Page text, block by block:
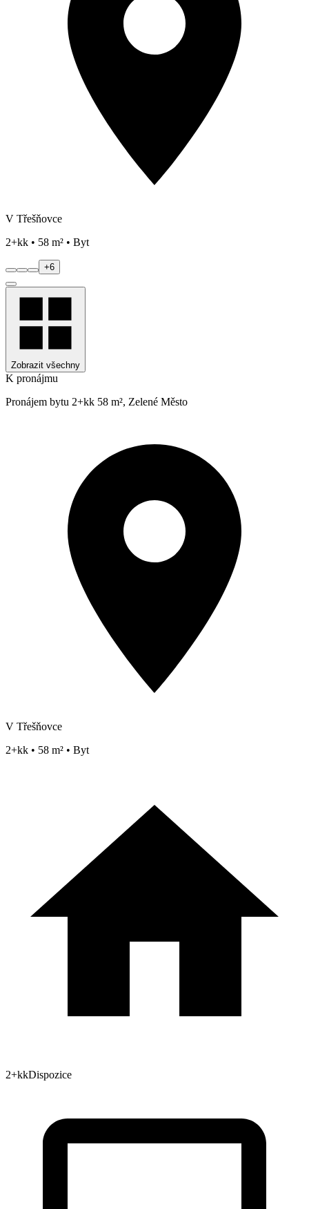
V Třešňovce
2+kk • 58 m² • Byt
+6
Zobrazit všechny
K pronájmu
Pronájem bytu 2+kk 58 m², Zelené Město
V Třešňovce
2+kk • 58 m² • Byt
2+kkDispozice